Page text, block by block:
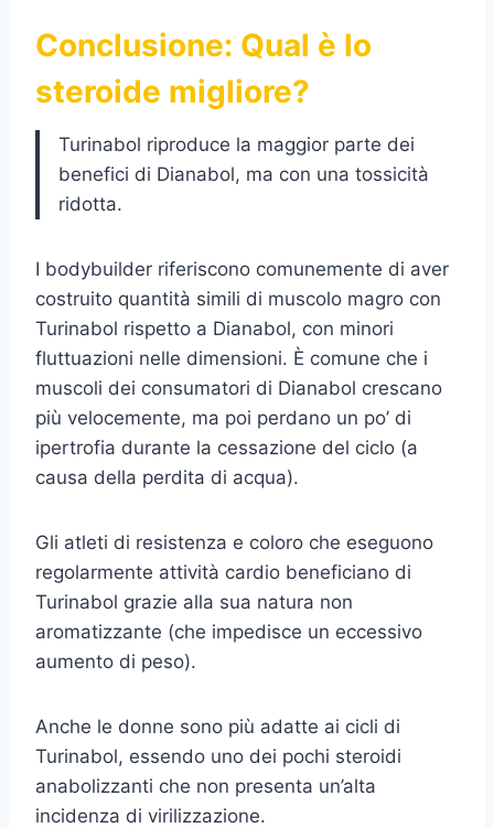
Conclusione: Qual è lo
steroide migliore?
Turinabol riproduce la maggior parte dei
benefici di Dianabol, ma con una tossicità
ridotta.
I bodybuilder riferiscono comunemente di aver
costruito quantità simili di muscolo magro con
Turinabol rispetto a Dianabol, con minori
fluttuazioni nelle dimensioni. È comune che i
muscoli dei consumatori di Dianabol crescano
più velocemente, ma poi perdano un po’ di
ipertrofia durante la cessazione del ciclo (a
causa della perdita di acqua).
Gli atleti di resistenza e coloro che eseguono
regolarmente attività cardio beneficiano di
Turinabol grazie alla sua natura non
aromatizzante (che impedisce un eccessivo
aumento di peso).
Anche le donne sono più adatte ai cicli di
Turinabol, essendo uno dei pochi steroidi
anabolizzanti che non presenta un’alta
incidenza di virilizzazione.